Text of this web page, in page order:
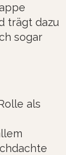
trägt dazu
sogar
als